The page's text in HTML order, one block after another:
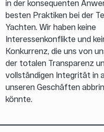
in der konsequenten
besten Praktiken bei der
Yachten. Wir haben keine
Interessenkonflikte und
Konkurrenz, die uns von
der totalen Transparenz
vollständigen Integrität in
unseren Geschäften
könnte.